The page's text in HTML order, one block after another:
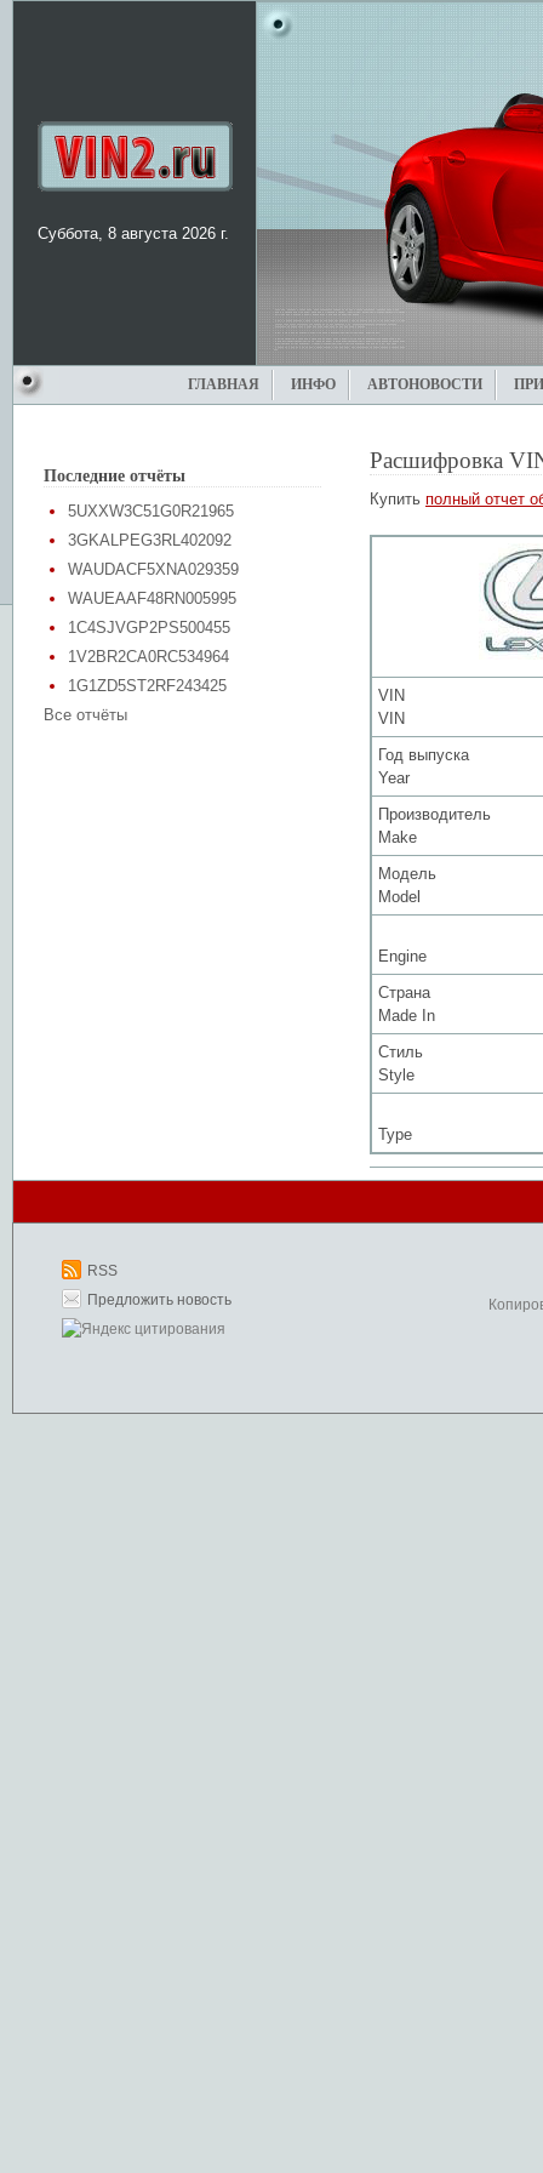
Суббота, 8 августа 2026 г.
ГЛАВНАЯ ИНФО АВТОНОВОСТИ
Последние отчёты
5UXXW3C51G0R21965
3GKALPEG3RL402092
WAUDACF5XNA029359
WAUEAAF48RN005995
1C4SJVGP2PS500455
1V2BR2CA0RC534964
1G1ZD5ST2RF243425
Все отчёты
Расшифровка
Купить полный отчет
VIN
VIN
Год выпуска
Year
Производитель
Make
Модель
Model
Engine
Страна
Made In
Стиль
Style
Type
RSS
Предложить новость